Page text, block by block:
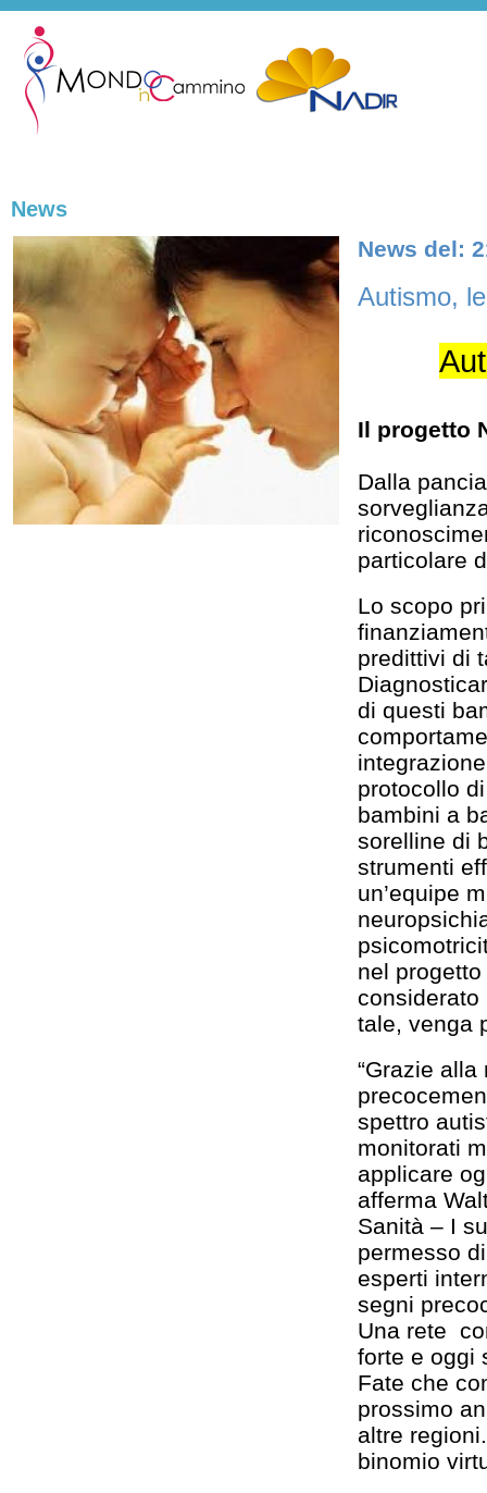
News
News del:
Autismo,
Il progetto
Dalla
particolare
Lo scopo
predittivi di
di questi
protocollo
bambini a
sorelline di
strumenti
un’equipe
nel
considerato
tale, venga
“Grazie
spettro
monitorati
applicare
afferma
Sanità – I
permesso
esperti
segni
Una rete
forte e oggi
Fate che
prossimo
altre
binomio